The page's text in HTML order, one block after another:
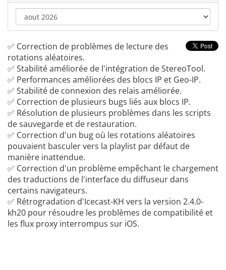
✅ Correction de problèmes de lecture des
rotations aléatoires.
✅ Stabilité améliorée de l'intégration de StereoTool.
✅ Performances améliorées des blocs IP et Geo-IP.
✅ Stabilité de connexion des relais améliorée.
✅ Correction de plusieurs bugs liés aux blocs IP.
✅ Résolution de plusieurs problèmes dans les scripts
de sauvegarde et de restauration.
✅ Correction d'un bug où les rotations aléatoires
pouvaient basculer vers la playlist par défaut de
manière inattendue.
✅ Correction d'un problème empêchant le chargement
des traductions de l'interface du diffuseur dans
certains navigateurs.
✅ Rétrogradation d'Icecast-KH vers la version 2.4.0-
kh20 pour résoudre les problèmes de compatibilité et
les flux proxy interrompus sur iOS.